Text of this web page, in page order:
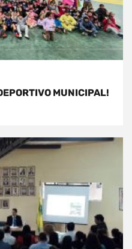
MUNICIPAL!